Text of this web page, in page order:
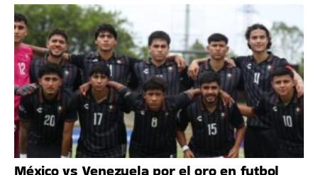
México vs Venezuela por el oro en futbol